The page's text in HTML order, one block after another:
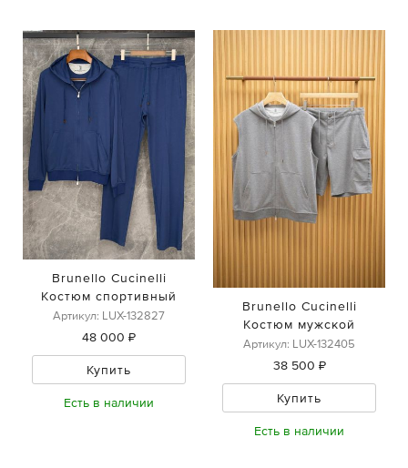
Brunello Cucinelli
Костюм спортивный
Артикул: LUX-132827
48 000 ₽
Купить
Есть в наличии
Brunello Cucinelli
Костюм мужской
Артикул: LUX-132405
38 500 ₽
Купить
Есть в наличии